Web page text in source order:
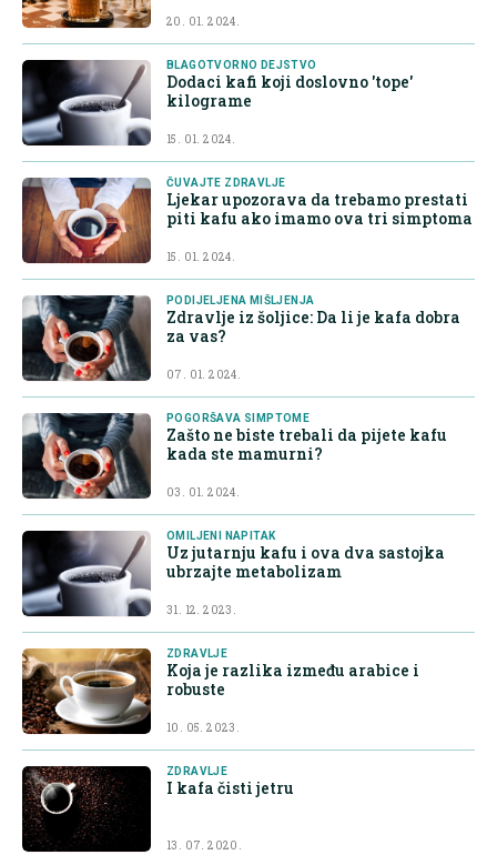
20. 01. 2024.
BLAGOTVORNO DEJSTVO
Dodaci kafi koji doslovno 'tope'
kilograme
15. 01. 2024.
ČUVAJTE ZDRAVLJE
Ljekar upozorava da trebamo prestati
piti kafu ako imamo ova tri simptoma
15. 01. 2024.
PODIJELJENA MIŠLJENJA
Zdravlje iz šoljice: Da li je kafa dobra
za vas?
07. 01. 2024.
POGORŠAVA SIMPTOME
Zašto ne biste trebali da pijete kafu
kada ste mamurni?
03. 01. 2024.
OMILJENI NAPITAK
Uz jutarnju kafu i ova dva sastojka
ubrzajte metabolizam
31. 12. 2023.
ZDRAVLJE
Koja je razlika između arabice i
robuste
10. 05. 2023.
ZDRAVLJE
I kafa čisti jetru
13. 07. 2020.